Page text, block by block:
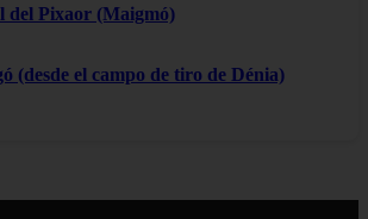
del Pixaor (Maigmó)
(desde el campo de tiro de Dénia)